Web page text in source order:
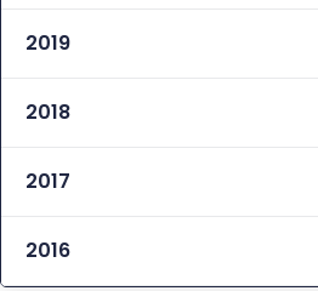
2019
2018
2017
2016